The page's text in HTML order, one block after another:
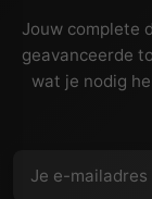
Jouw complete
geavanceerde
wat je nodig